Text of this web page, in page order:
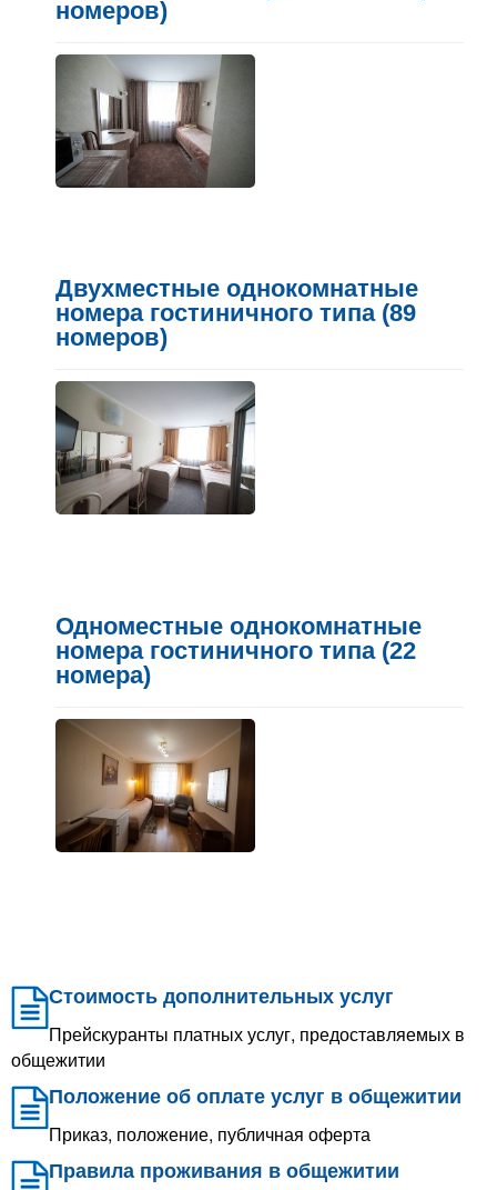
номеров)
Двухместные однокомнатные
номера гостиничного типа (89
номеров)
Одноместные однокомнатные
номера гостиничного типа (22
номера)
Стоимость дополнительных услуг
Прейскуранты платных услуг, предоставляемых в
общежитии
Положение об оплате услуг в общежитии
Приказ, положение, публичная оферта
Правила проживания в общежитии